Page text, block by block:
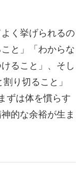
よく挙げられるの
と」「わからな
ること」、そし
り切ること」
ずは体を慣らす
的な余裕が生ま